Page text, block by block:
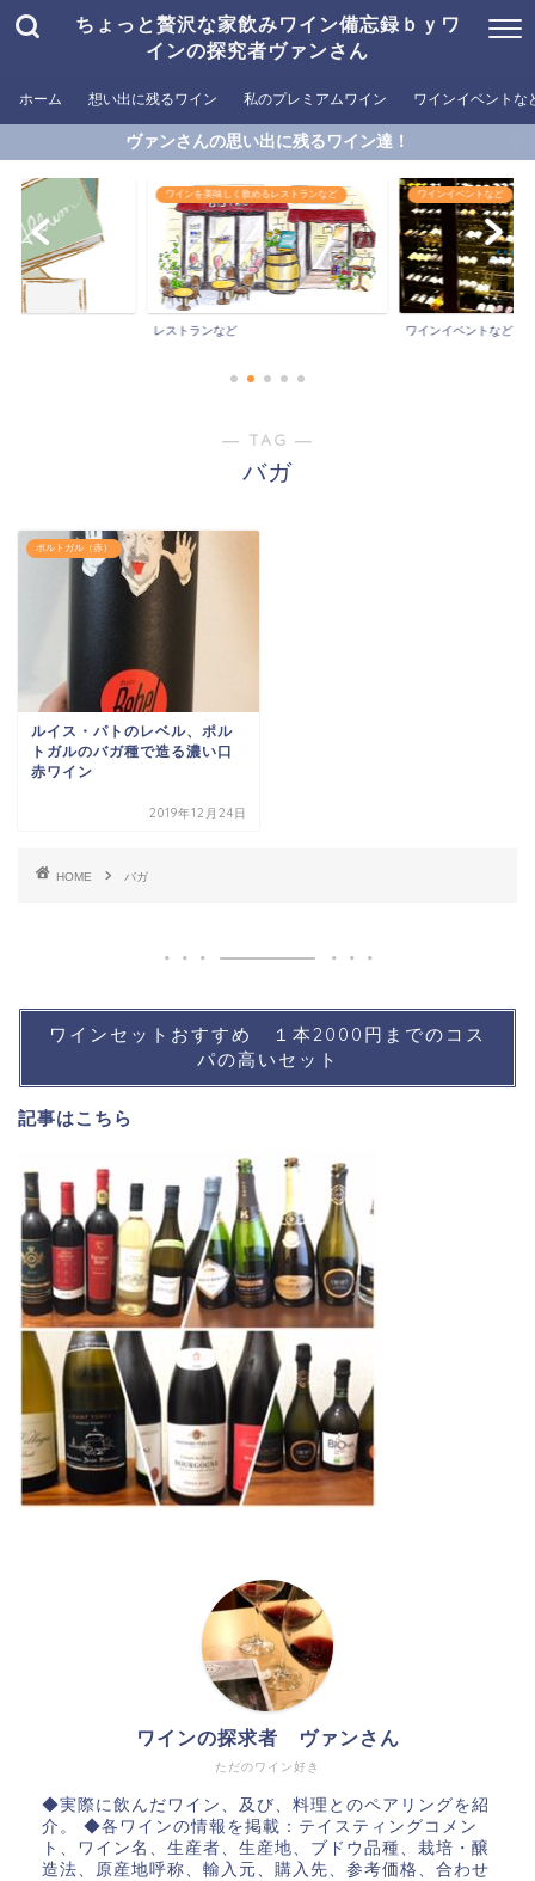
ちょっと贅沢な家飲みワイン備忘録ｂｙワ
インの探究者ヴァンさん
ホーム 想い出に残るワイン 私のプレミアムワイン ワインイベントな
ヴァンさんの思い出に残るワイン達！
ワインを美味しく飲めるレストランなど
レストランなど
ワインイベントなど
ワインイベントなど
― TAG ―
バガ
ポルトガル（赤）
ルイス・パトのレベル、ポル
トガルのバガ種で造る濃い口
赤ワイン
2019年12月24日
HOME バガ
ワインセットおすすめ １本2000円までのコス
パの高いセット
記事はこちら
ただのワイン好き
ワインの探求者 ヴァンさん
◆実際に飲んだワイン、及び、料理とのペアリングを紹
介。 ◆各ワインの情報を掲載：テイスティングコメン
ト、ワイン名、生産者、生産地、ブドウ品種、栽培・醸
造法、原産地呼称、輸入元、購入先、参考価格、合わせ